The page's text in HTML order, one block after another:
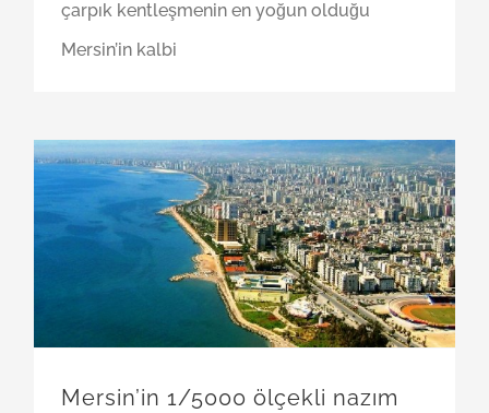
çarpık kentleşmenin en yoğun olduğu
Mersin’in kalbi
Mersin’in 1/5000 ölçekli nazım